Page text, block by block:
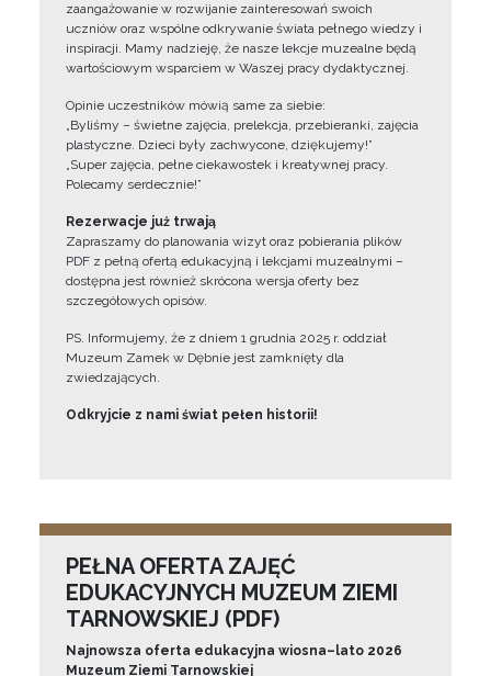
zaangażowanie w rozwijanie zainteresowań swoich
uczniów oraz wspólne odkrywanie świata pełnego wiedzy i
inspiracji. Mamy nadzieję, że nasze lekcje muzealne będą
wartościowym wsparciem w Waszej pracy dydaktycznej.
Opinie uczestników mówią same za siebie:
„Byliśmy – świetne zajęcia, prelekcja, przebieranki, zajęcia
plastyczne. Dzieci były zachwycone, dziękujemy!”
„Super zajęcia, pełne ciekawostek i kreatywnej pracy.
Polecamy serdecznie!”
Rezerwacje już trwają
Zapraszamy do planowania wizyt oraz pobierania plików
PDF z pełną ofertą edukacyjną i lekcjami muzealnymi –
dostępna jest również skrócona wersja oferty bez
szczegółowych opisów.
PS. Informujemy, że z dniem 1 grudnia 2025 r. oddział
Muzeum Zamek w Dębnie jest zamknięty dla
zwiedzających.
Odkryjcie z nami świat pełen historii!
PEŁNA OFERTA ZAJĘĆ
EDUKACYJNYCH MUZEUM ZIEMI
TARNOWSKIEJ (PDF)
Najnowsza oferta edukacyjna wiosna–lato 2026
Muzeum Ziemi Tarnowskiej